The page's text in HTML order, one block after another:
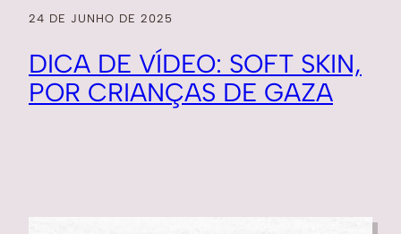
24 DE JUNHO DE 2025
DICA DE VÍDEO: SOFT SKIN,
POR CRIANÇAS DE GAZA